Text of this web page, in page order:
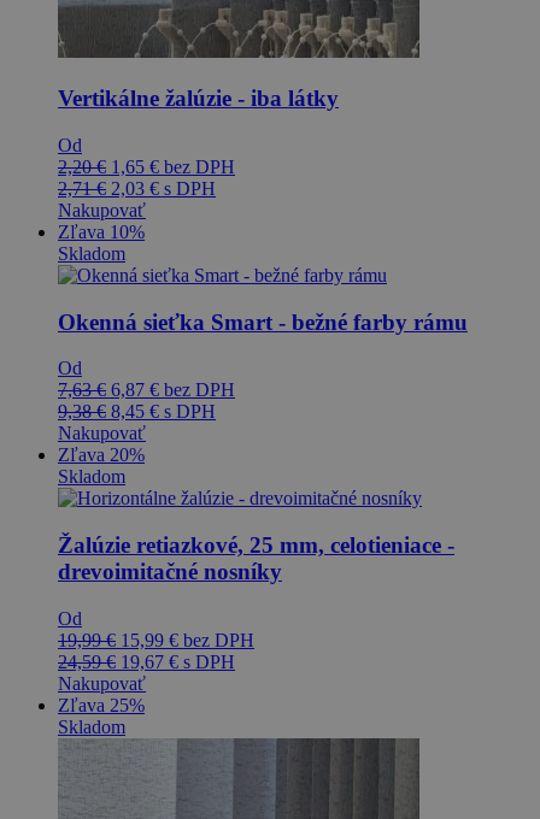
Vertikálne žalúzie - iba látky
Od
2,20€ 1,65 € bez DPH
2,71€ 2,03 € s DPH
Nakupovať
Zľava 10%
Skladom
Okenná sieťka Smart - bežné farby rámu
Od
7,63€ 6,87 € bez DPH
9,38€ 8,45 € s DPH
Nakupovať
Zľava 20%
Skladom
Žalúzie retiazkové, 25 mm, celotieniace -
drevoimitačné nosníky
Od
19,99€ 15,99 € bez DPH
24,59€ 19,67 € s DPH
Nakupovať
Zľava 25%
Skladom